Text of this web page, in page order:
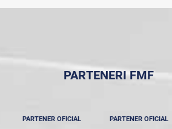
PARTENERI FMF
PARTENER OFICIAL PARTENER OFICIAL